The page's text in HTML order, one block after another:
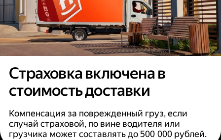
Страховка включена в
стоимость доставки
Компенсация за поврежденный груз, если
случай страховой, по вине водителя или
грузчика может составлять до 500 000 рублей.